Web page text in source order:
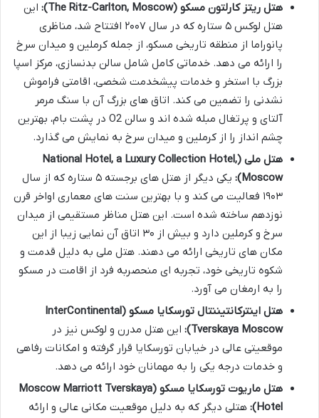
هتل ریتز کارلتون مسکو (The Ritz-Carlton, Moscow):
این
هتل لوکس ۵ ستاره که در سال ۲۰۰۷ افتتاح شد، مناظری
پانوراما از منطقه تاریخی مسکو، از جمله کرملین و میدان سرخ
را ارائه می دهد. خدماتی کامل شامل سالن بدنسازی، مرکز اسپا
بزرگ با استخر و خدمات پیشخدمت شخصی، اقامتی فراموش
نشدنی را تضمین می کند. اتاق های بزرگ آن با سنگ مرمر
آلتای و پرتغال مبله شده اند و سالن O2 در پشت بام، بهترین
چشم انداز را از کرملین و میدان سرخ به نمایش می گذارد.
هتل ملی (National Hotel, a Luxury Collection Hotel,
Moscow):
یکی دیگر از هتل های برجسته ۵ ستاره که از سال
۱۹۰۳ فعالیت می کند و با بهترین سنت های معماری اواخر قرن
نوزدهم ساخته شده است. این هتل مناظر مستقیمی از میدان
سرخ و کرملین دارد و بیش از ۳۰ اتاق آن نمایی زیبا از این
مکان های تاریخی ارائه می دهند. هتل ملی به دلیل قدمت و
شکوه تاریخی خود، تجربه ای منحصربه فرد از اقامت در مسکو
را به ارمغان می آورد.
هتل اینترکانتیننتال تورسکایا مسکو (InterContinental
Tverskaya Moscow):
این هتل مدرن و لوکس نیز در
موقعیتی عالی در خیابان تورسکایا قرار گرفته و امکانات رفاهی
و خدمات درجه یکی را به مهمانان خود ارائه می دهد.
هتل ماریوت تورسکایا مسکو (Moscow Marriott Tverskaya
Hotel):
هتلی دیگر که به دلیل موقعیت مکانی عالی و ارائه